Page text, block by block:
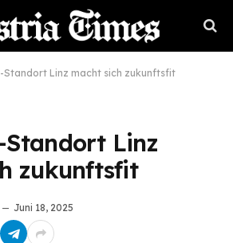
Standort Linz macht sich zukunftsfit
Linz
zukunftsfit
Juni 18, 2025